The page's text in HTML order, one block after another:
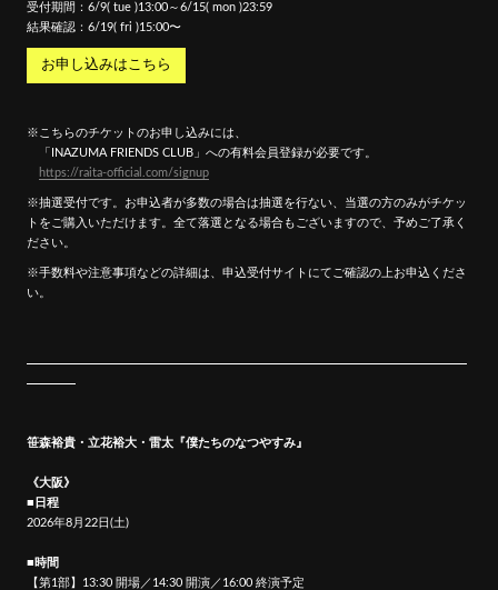
受付期間：6/9( tue )13:00～6/15( mon )23:59
結果確認：6/19( fri )15:00〜
お申し込みはこちら
※こちらのチケットのお申し込みには、
「INAZUMA FRIENDS CLUB」への有料会員登録が必要です。
https://raita-official.com/signup
※抽選受付です。お申込者が多数の場合は抽選を行ない、当選の方のみがチケッ
トをご購入いただけます。全て落選となる場合もございますので、予めご了承く
ださい。
※手数料や注意事項などの詳細は、申込受付サイトにてご確認の上お申込くださ
い。
笹森裕貴・立花裕大・雷太『僕たちのなつやすみ』
《大阪》
■日程
2026年8月22日(土)
■時間
【第1部】13:30 開場／14:30 開演／16:00 終演予定